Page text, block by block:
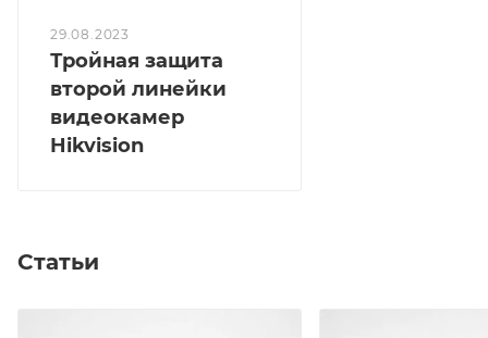
29.08.2023
Тройная защита
второй линейки
видеокамер
Hikvision
Статьи